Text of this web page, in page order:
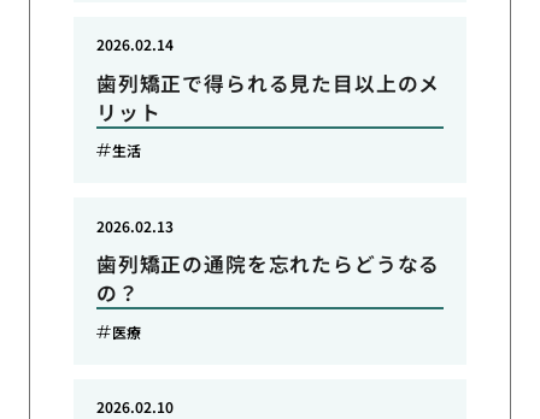
歯列矯正で得られる見た目以上のメ
リット
2026.02.14
生活
歯列矯正の通院を忘れたらどうなる
の？
2026.02.13
医療
2026.02.10